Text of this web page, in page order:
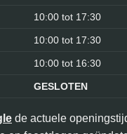
10:00 tot 17:30
10:00 tot 17:30
10:00 tot 16:30
GESLOTEN
de actuele